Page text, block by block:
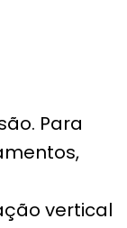
Para
vertical